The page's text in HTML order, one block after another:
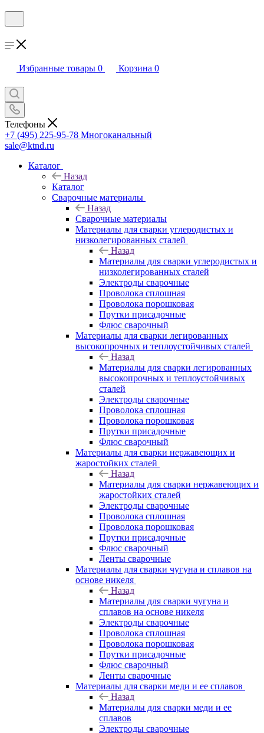
Избранные товары 0 Корзина 0
Телефоны
+7 (495) 225-95-78 Многоканальный
sale@ktnd.ru
Каталог
Назад
Каталог
Сварочные материалы
Назад
Сварочные материалы
Материалы для сварки углеродистых и
низколегированных сталей
Назад
Материалы для сварки углеродистых и
низколегированных сталей
Электроды сварочные
Проволока сплошная
Проволока порошковая
Прутки присадочные
Флюс сварочный
Материалы для сварки легированных
высокопрочных и теплоустойчивых сталей
Назад
Материалы для сварки легированных
высокопрочных и теплоустойчивых
сталей
Электроды сварочные
Проволока сплошная
Проволока порошковая
Прутки присадочные
Флюс сварочный
Материалы для сварки нержавеющих и
жаростойких сталей
Назад
Материалы для сварки нержавеющих и
жаростойких сталей
Электроды сварочные
Проволока сплошная
Проволока порошковая
Прутки присадочные
Флюс сварочный
Ленты сварочные
Материалы для сварки чугуна и сплавов на
основе никеля
Назад
Материалы для сварки чугуна и
сплавов на основе никеля
Электроды сварочные
Проволока сплошная
Проволока порошковая
Прутки присадочные
Флюс сварочный
Ленты сварочные
Материалы для сварки меди и ее сплавов
Назад
Материалы для сварки меди и ее
сплавов
Электроды сварочные